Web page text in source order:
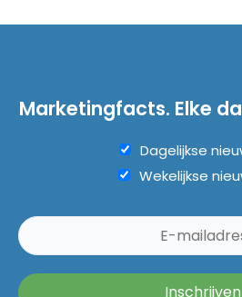
Marketingfacts. Elke
Dagelijkse
Wekelijkse